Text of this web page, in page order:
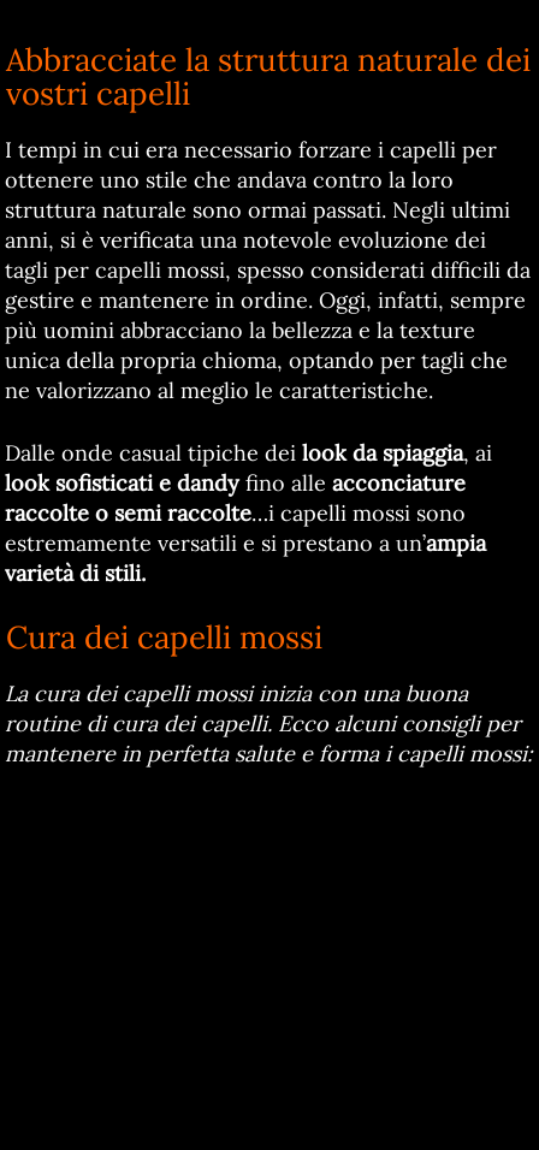
Abbracciate la struttura naturale dei
vostri capelli
I tempi in cui era necessario forzare i capelli per
ottenere uno stile che andava contro la loro
struttura naturale sono ormai passati. Negli ultimi
anni, si è verificata una notevole evoluzione dei
tagli per capelli mossi, spesso considerati difficili da
gestire e mantenere in ordine. Oggi, infatti, sempre
più uomini abbracciano la bellezza e la texture
unica della propria chioma, optando per tagli che
ne valorizzano al meglio le caratteristiche.
Dalle onde casual tipiche dei look da spiaggia, ai
look sofisticati e dandyfino alle acconciature
raccolte o semi raccolte…i capelli mossi sono
estremamente versatili e si prestano a un’ampia
varietà di stili.
Cura dei capelli mossi
La cura dei capelli mossi inizia con una buona
routine di cura dei capelli. Ecco alcuni consigli per
mantenere in perfetta salute e forma i capelli mossi: